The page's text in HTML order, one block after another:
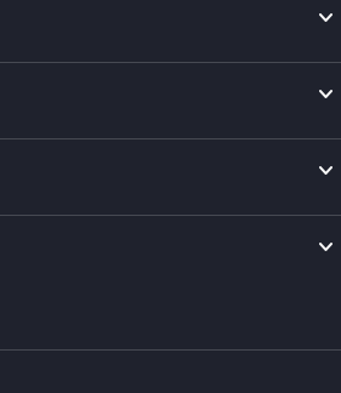
expand_more
expand_more
expand_more
expand_more